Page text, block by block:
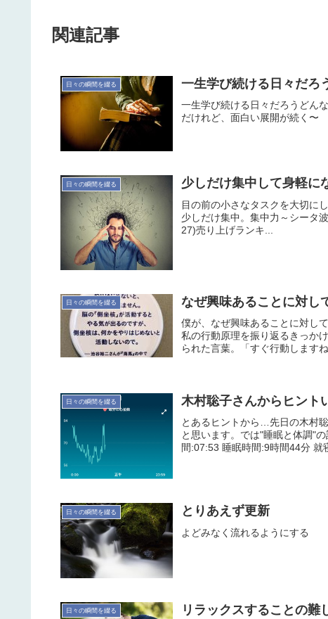
関連記事
日々の瞬間を綴る 一生学び続ける日々だろ
一生学び続ける日々だろうどん
だけれど、面白い展開が続く〜
日々の瞬間を綴る 少しだけ集中して身軽に
目の前の小さなタスクを大切に
少しだけ集中。集中力～シータ
27)売り上げランキ...
日々の瞬間を綴る なぜ興味あることに対し
僕が、なぜ興味あることに対し
私の行動原理を振り返るきっか
られた言葉。「すぐ行動します
日々の瞬間を綴る 木村聡子さんからヒント
とあるヒントから…先日の木村
と思います。では"睡眠と体調"
間:07:53 睡眠時間:9時間44分 就
日々の瞬間を綴る とりあえず更新
よどみなく流れるようにする
日々の瞬間を綴る リラックスすることの難